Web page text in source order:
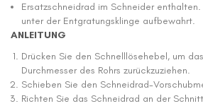
Ersatzschneidrad im Schneider
unter der Entgratungsklinge aufbewahrt.
ANLEITUNG
Drücken Sie den Schnelllösehebel, um
Durchmesser des Rohrs zurückzuziehen.
Schieben Sie den Schneidrad-
Richten Sie das Schneidrad an der